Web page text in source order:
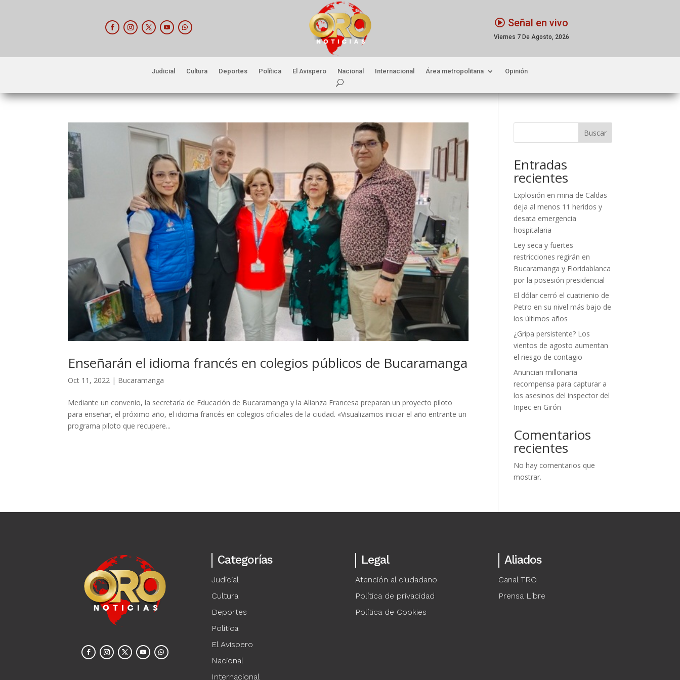
Señal en vivo
Viernes 7 De Agosto, 2026
Judicial Cultura Deportes Política El Avispero Nacional Internacional Área metropolitana Opinión
Enseñarán el idioma francés en colegios públicos de Bucaramanga
Oct 11, 2022 | Bucaramanga
Mediante un convenio, la secretaría de Educación de Bucaramanga y la Alianza Francesa preparan un proyecto piloto
para enseñar, el próximo año, el idioma francés en colegios oficiales de la ciudad. «Visualizamos iniciar el año entrante un
programa piloto que recupere...
Buscar
Entradas
recientes
Explosión en mina de Caldas
deja al menos 11 heridos y
desata emergencia
hospitalaria
Ley seca y fuertes
restricciones regirán en
Bucaramanga y Floridablanca
por la posesión presidencial
El dólar cerró el cuatrienio de
Petro en su nivel más bajo de
los últimos años
¿Gripa persistente? Los
vientos de agosto aumentan
el riesgo de contagio
Anuncian millonaria
recompensa para capturar a
los asesinos del inspector del
Inpec en Girón
Comentarios
recientes
No hay comentarios que
mostrar.
Categorías
Judicial
Cultura
Deportes
Política
El Avispero
Nacional
Internacional
Legal
Atención al ciudadano
Política de privacidad
Política de Cookies
Aliados
Canal TRO
Prensa Libre